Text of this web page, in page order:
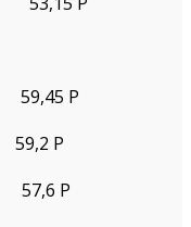
59,45 P
59,2 P
57,6 P